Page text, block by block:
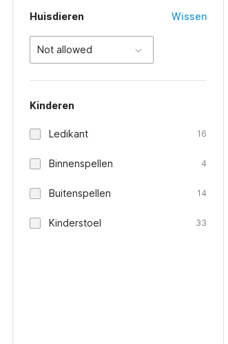
Huisdieren Wissen
Not allowed
Kinderen
Ledikant 16
Binnenspellen 4
Buitenspellen 14
Kinderstoel 33